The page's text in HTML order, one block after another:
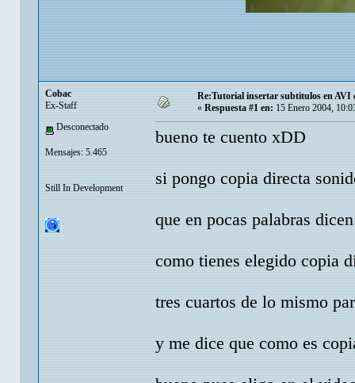
Cobac
Ex-Staff
Desconectado
Mensajes: 5.465
Still In Development
Re:Tutorial insertar subtitulos en AVI
« Respuesta #1 en: 15 Enero 2004,
bueno te cuento xDD
si pongo copia directa
que en pocas palabras
como tienes elegido copia
tres cuartos de lo mismo
y me dice que como es